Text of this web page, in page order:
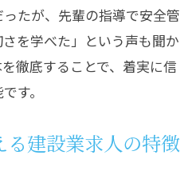
建設業求人の選び方を解
できる建設業求人の特徴
建設業求人の見極めポ
見抜く建設業求人のチェ
たが、先輩の指導で安全管
を学べた」という声も聞か
徹底することで、着実に信
す。
る建設業求人の特徴